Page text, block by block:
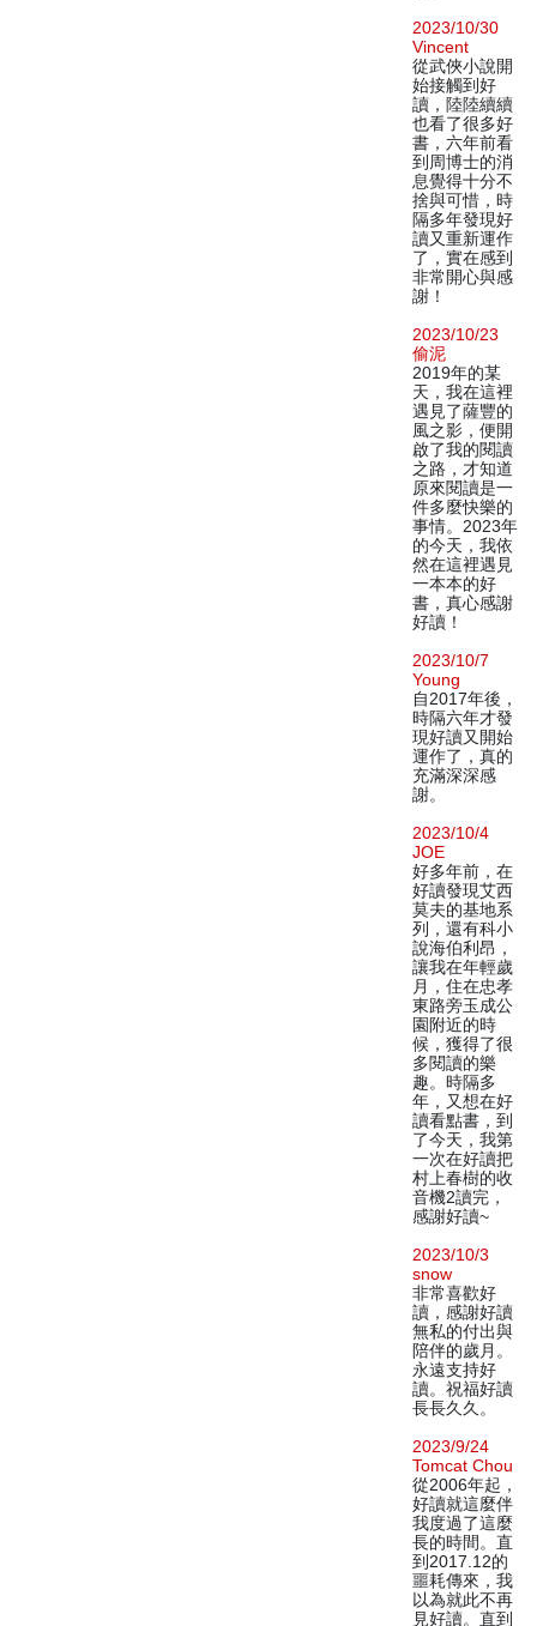
2023/10/30
Vincent
從武俠小說開
始接觸到好
讀，陸陸續續
也看了很多好
書，六年前看
到周博士的消
息覺得十分不
捨與可惜，時
隔多年發現好
讀又重新運作
了，實在感到
非常開心與感
謝！
2023/10/23
偷泥
2019年的某
天，我在這裡
遇見了薩豐的
風之影，便開
啟了我的閱讀
之路，才知道
原來閱讀是一
件多麼快樂的
事情。2023年
的今天，我依
然在這裡遇見
一本本的好
書，真心感謝
好讀！
2023/10/7
Young
自2017年後，
時隔六年才發
現好讀又開始
運作了，真的
充滿深深感
謝。
2023/10/4
JOE
好多年前，在
好讀發現艾西
莫夫的基地系
列，還有科小
說海伯利昂，
讓我在年輕歲
月，住在忠孝
東路旁玉成公
園附近的時
候，獲得了很
多閱讀的樂
趣。時隔多
年，又想在好
讀看點書，到
了今天，我第
一次在好讀把
村上春樹的收
音機2讀完，
感謝好讀~
2023/10/3
snow
非常喜歡好
讀，感謝好讀
無私的付出與
陪伴的歲月。
永遠支持好
讀。祝福好讀
長長久久。
2023/9/24
Tomcat Chou
從2006年起，
好讀就這麼伴
我度過了這麼
長的時間。直
到2017.12的
噩耗傳來，我
以為就此不再
見好讀。直到